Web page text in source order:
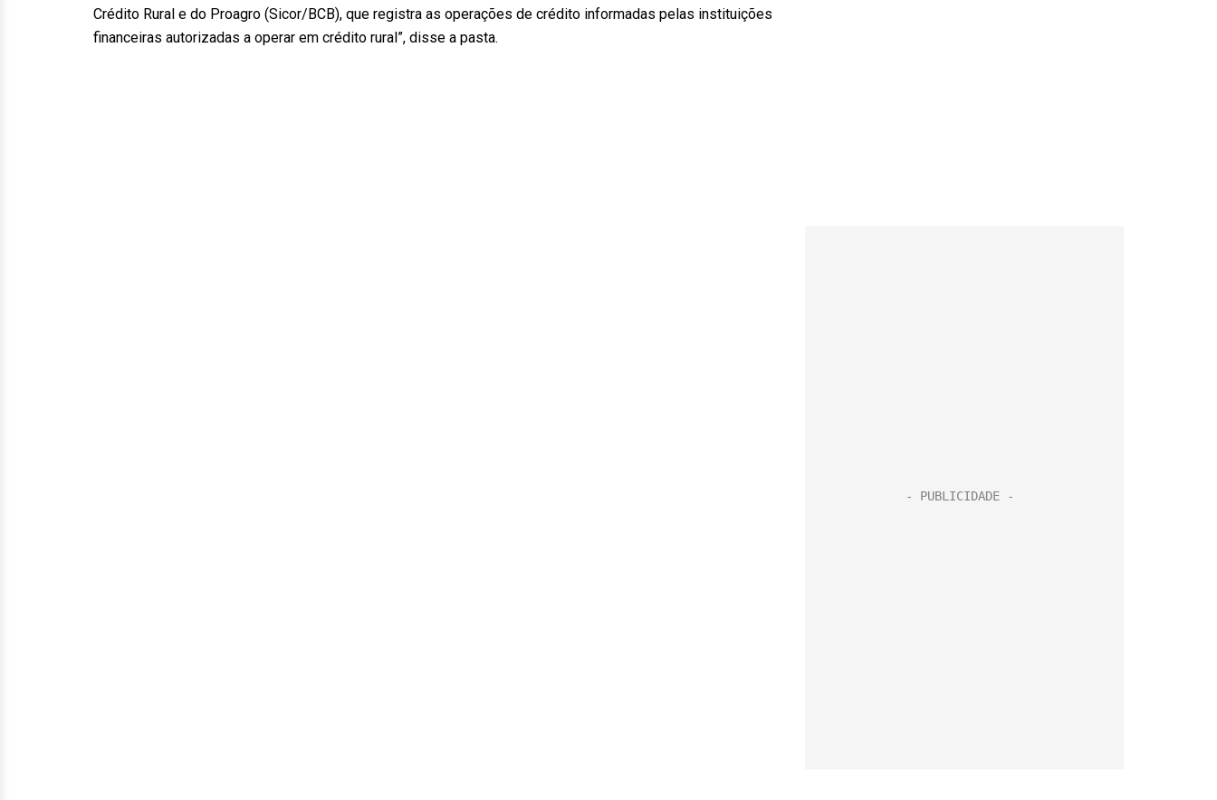
Crédito Rural e do Proagro (Sicor/BCB), que registra as operações de crédito informadas pelas instituições
financeiras autorizadas a operar em crédito rural”, disse a pasta.